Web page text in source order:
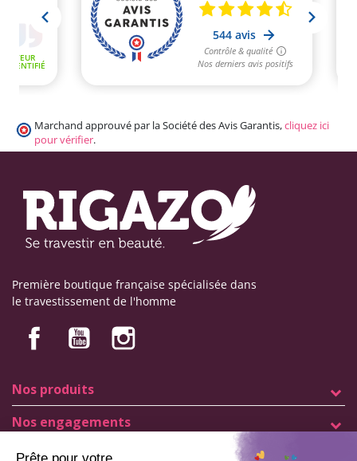
Marchand approuvé par la Société des Avis Garantis,cliquez ici
pour vérifier.
Première boutique française spécialisée dans
le travestissement de l'homme
Nos produits
Nos engagements
Informations